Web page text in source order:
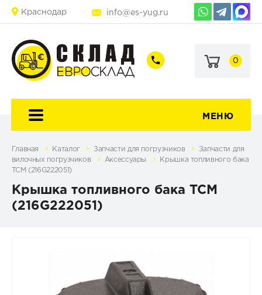
Краснодар info@es-yug.ru
+7
60-
+7
69-
0
МЕНЮ
Главная Каталог Запчасти для погрузчиков
Запчасти для
вилочных погрузчиков
Аксессуары
Крышка топливного бака
TCM (216G222051)
Крышка топливного бака TCM
(216G222051)